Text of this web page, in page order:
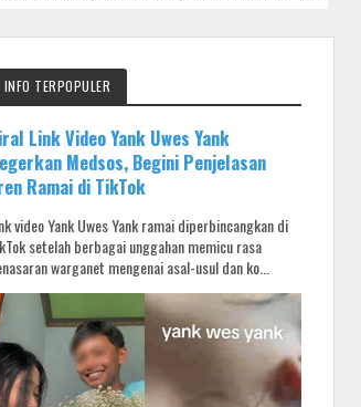
INFO TERPOPULER
Link Video Yank Uwes Yank
Medsos, Begini Penjelasan
Ramai di TikTok
video Yank Uwes Yank ramai diperbincangkan di
setelah berbagai unggahan memicu rasa
warganet mengenai asal-usul dan ko...